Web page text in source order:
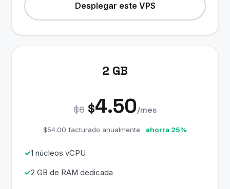
Desplegar este VPS
2 GB
$6 $4.50/mes
$54.00 facturado anualmente · ahorra 25%
1 núcleos vCPU
2 GB de RAM dedicada